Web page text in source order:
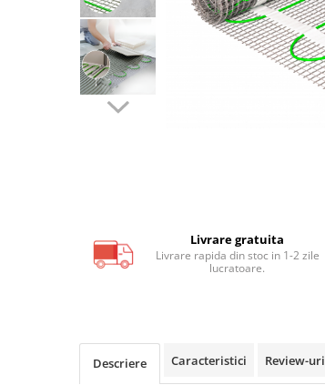
Covoras incalzire in pardoseala
lemn, parchet, mocheta
parchet, mocheta F-Mat 150W/m2
Kituri incalzire electrica in
pardoseala parchet F-Mat
Livrare gratuita
Livrare rapida din stoc in 1-2 zile
lucratoare.
Descriere Caracteristici Review-uri